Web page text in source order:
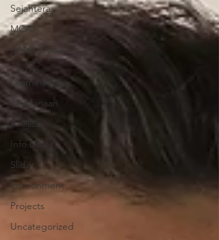
Sejahtera
MCAI
BANK Dunia
Lesson
Learned
Pendanaan
Analisa
Info Loker
Slider
Environment
Projects
Uncategorized